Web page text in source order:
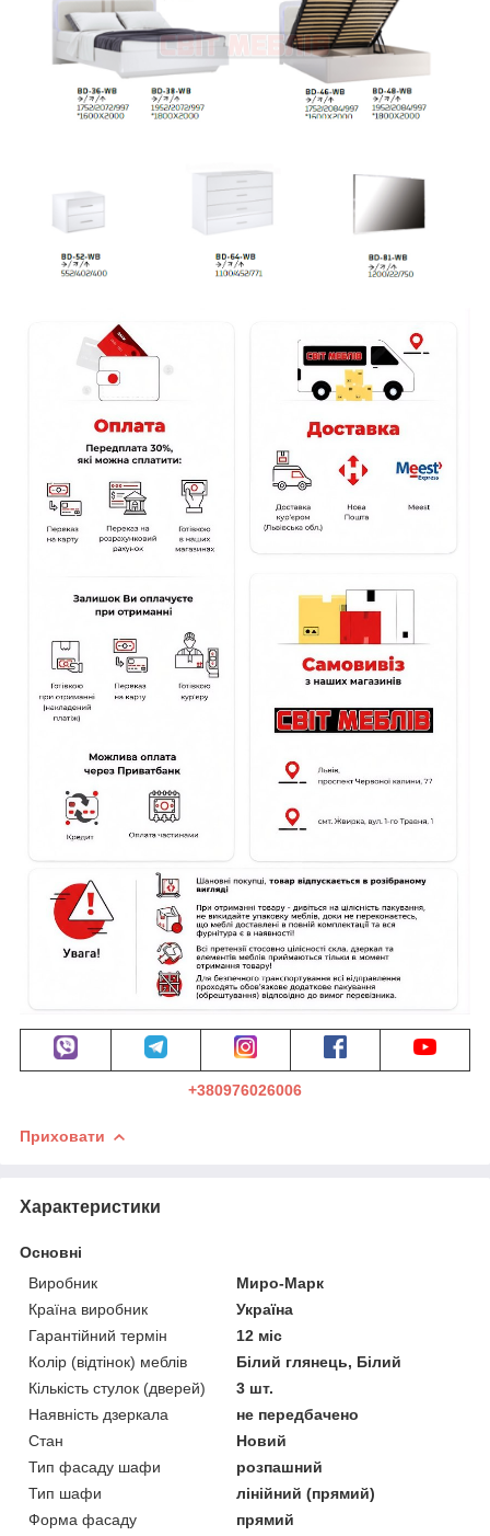
+380976026006
Приховати
Характеристики
Основні
Виробник
Миро-Марк
Країна виробник
Україна
Гарантійний термін
12 міс
Колір (відтінок) меблів
Білий глянець, Білий
Кількість стулок (дверей)
3 шт.
Наявність дзеркала
не передбачено
Стан
Новий
Тип фасаду шафи
розпашний
Тип шафи
лінійний (прямий)
Форма фасаду
прямий